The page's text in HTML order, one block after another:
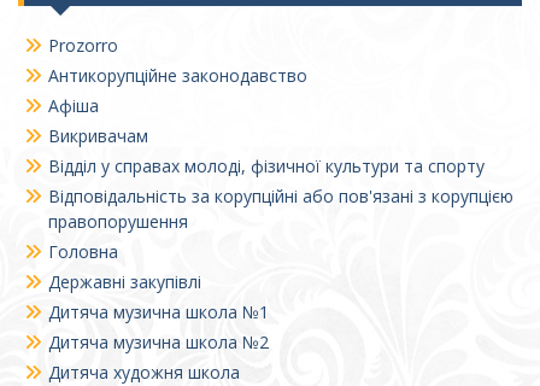
Prozorro
Антикорупційне законодавство
Афіша
Викривачам
Відділ у справах молоді, фізичної культури та спорту
Відповідальність за корупційні або пов'язані з корупцією
правопорушення
Головна
Державні закупівлі
Дитяча музична школа №1
Дитяча музична школа №2
Дитяча художня школа